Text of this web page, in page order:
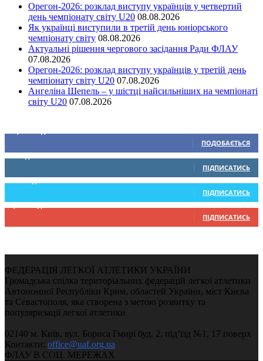
Орегон-2026: розклад виступу українців у четвертий
день чемпіонату світу U20 08.08.2026
Як українці виступили в третій день юніорського
чемпіонату світу 08.08.2026
Актуальні рішення чергового засідання Ради ФЛАУ
07.08.2026
Орегон-2026: розклад виступу українців у третій день
чемпіонату світу U20 07.08.2026
Ангеліна Шепель – у шістці найсильніших на чемпіонаті
світу U20 07.08.2026
ПОДОБАЄТЬСЯ
ПІДПИСАТИСЬ
ПІДПИСАТИСЬ
ПІДПИСАТИСЬ
ФЕДЕРАЦІЯ ЛЕГКОЇ АТЛЕТИКИ УКРАЇНИ
Громадська спілка територіальних федерацій легкої атлетики
Автономної Республіки Крим, областей України, міст Києва
та Севастополя, яка створена з метою розвитку та
популяризації легкої атлетики
02140 м. Київ, вул. Бориса Гмирі буд. 2, під’їзд №1, 17 поверх
Контакти: office@uaf.org.ua
ФЛАУ В СОЦ. МЕРЕЖАХ